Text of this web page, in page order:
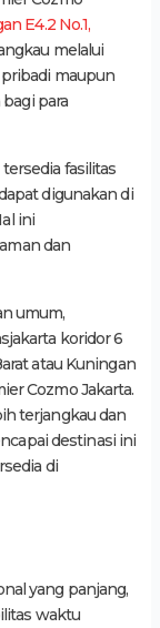
E4.2 No.1,
melalui
maupun
para
fasilitas
digunakan di
ini
dan
umum,
koridor 6
atau Kuningan
Cozmo Jakarta.
terjangkau dan
destinasi ini
di
yang panjang,
waktu